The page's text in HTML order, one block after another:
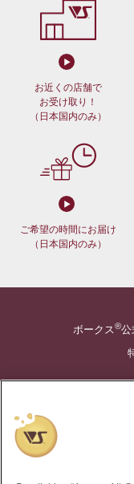
お近くの店舗で
お受け取り！
（日本国内のみ）
ご希望の時間にお届け
（日本国内のみ）
ボークス®公
創作造形©造形村/ボー